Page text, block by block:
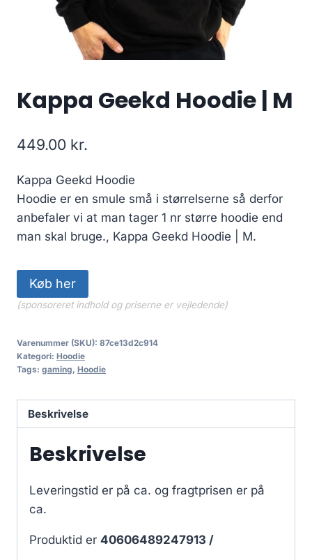
Kappa Geekd Hoodie | M
449.00 kr.
Kappa Geekd Hoodie
Hoodie er en smule små i størrelserne så derfor
anbefaler vi at man tager 1 nr større hoodie end
man skal bruge., Kappa Geekd Hoodie | M.
Køb her
(sponsoreret indhold og priserne er vejledende)
Varenummer (SKU): 87ce13d2c914
Kategori: Hoodie
Tags: gaming, Hoodie
Beskrivelse
Beskrivelse
Leveringstid er på ca. og fragtprisen er på
ca.
Produktid er 40606489247913 /